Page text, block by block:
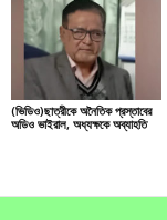
(ভিডিও)ছাত্রীকে অনৈতিক প্রস্তাবের
অডিও ভাইরাল, অধ্যক্ষকে অব্যাহতি